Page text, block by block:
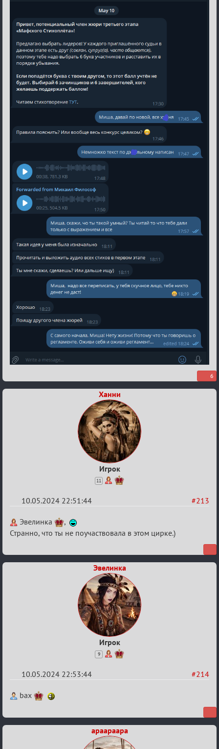
(обсуждение)
6
Ханни
Игрок
11
#213
10.05.2024 22:51:44
Re:
Мафский
(обсуждение)
Эвелинка
,
Странно, что ты не поучаствовала в этом цирке.)
Эвелинка
Игрок
9
#214
10.05.2024 22:53:44
Re:
Стихоплёт
bax
apaapaapa